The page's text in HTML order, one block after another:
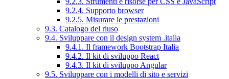
9.2.4. Supporto browser
9.2.5. Misurare le prestazioni
9.3. Catalogo del riuso
9.4. Sviluppare con il design system .italia
9.4.1. Il framework Bootstrap Italia
9.4.2. Il kit di sviluppo React
9.4.3. Il kit di sviluppo Angular
9.5. Sviluppare con i modelli di sito e servizi